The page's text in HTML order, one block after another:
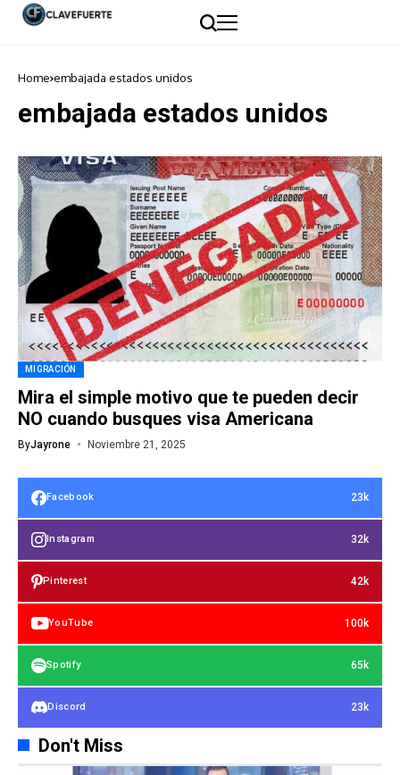
Home embajada estados unidos
embajada estados unidos
MIGRACIÓN
Mira el simple motivo que te pueden decir
NO cuando busques visa Americana
ByJayrone Noviembre 21, 2025
Facebook 23k
Instagram 32k
Pinterest 42k
YouTube 100k
Spotify 65k
Discord 23k
Don't Miss